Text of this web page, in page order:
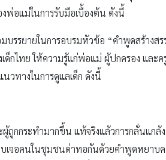
พ่อแม่ในการรับมือเบื้องต้น ดังนี้
รรยายในการอบรมหัวข้อ “คำพูดสร้างสร
ด็กไทย ให้ความรู้แก่พ่อแม่ ผู้ปกครอง และค
วทางในการดูแลเด็ก ดังนี้
ผู้ถูกกระทำมากขึ้น แท้จริงแล้วการกลั่นแกล้
เจอคนในชุมชนด่าทอกันด้วยคำพูดหยาบ